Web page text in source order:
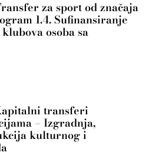
za sport od značaja
1.4. Sufinansiranje
osoba sa
transferi
– Izgradnja,
kulturnog i